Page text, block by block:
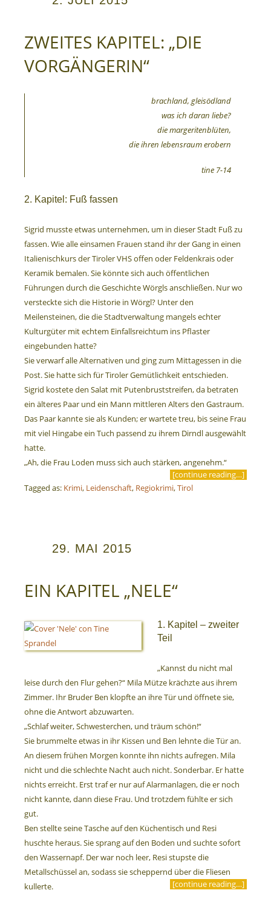
ZWEITES KAPITEL: „DIE
VORGÄNGERIN“
brachland, gleisödland
was ich daran liebe?
die margeritenblüten,
die ihren lebensraum erobern
tine 7-14
2. Kapitel: Fuß fassen
Sigrid musste etwas unternehmen, um in dieser Stadt Fuß zu
fassen. Wie alle einsamen Frauen stand ihr der Gang in einen
Italienischkurs der Tiroler VHS offen oder Feldenkrais oder
Keramik bemalen. Sie könnte sich auch öffentlichen
Führungen durch die Geschichte Wörgls anschließen. Nur wo
versteckte sich die Historie in Wörgl? Unter den
Meilensteinen, die die Stadtverwaltung mangels echter
Kulturgüter mit echtem Einfallsreichtum ins Pflaster
eingebunden hatte?
Sie verwarf alle Alternativen und ging zum Mittagessen in die
Post. Sie hatte sich für Tiroler Gemütlichkeit entschieden.
Sigrid kostete den Salat mit Putenbruststreifen, da betraten
ein älteres Paar und ein Mann mittleren Alters den Gastraum.
Das Paar kannte sie als Kunden; er wartete treu, bis seine Frau
mit viel Hingabe ein Tuch passend zu ihrem Dirndl ausgewählt
hatte.
„Ah, die Frau Loden muss sich auch stärken, angenehm.“
[continue reading…]
Tagged as: Krimi, Leidenschaft, Regiokrimi,Tirol
29. MAI 2015
EIN KAPITEL „NELE“
1. Kapitel – zweiter
Teil
„Kannst du nicht mal
leise durch den Flur gehen?“ Mila Mütze krächzte aus ihrem
Zimmer. Ihr Bruder Ben klopfte an ihre Tür und öffnete sie,
ohne die Antwort abzuwarten.
„Schlaf weiter, Schwesterchen, und träum schön!“
Sie brummelte etwas in ihr Kissen und Ben lehnte die Tür an.
An diesem frühen Morgen konnte ihn nichts aufregen. Mila
nicht und die schlechte Nacht auch nicht. Sonderbar. Er hatte
nichts erreicht. Erst traf er nur auf Alarmanlagen, die er noch
nicht kannte, dann diese Frau. Und trotzdem fühlte er sich
gut.
Ben stellte seine Tasche auf den Küchentisch und Resi
huschte heraus. Sie sprang auf den Boden und suchte sofort
den Wassernapf. Der war noch leer, Resi stupste die
Metallschüssel an, sodass sie scheppernd über die Fliesen
kullerte.
[continue reading…]